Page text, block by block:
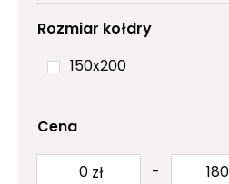
Rozmiar kołdry
150x200
Cena
zł -